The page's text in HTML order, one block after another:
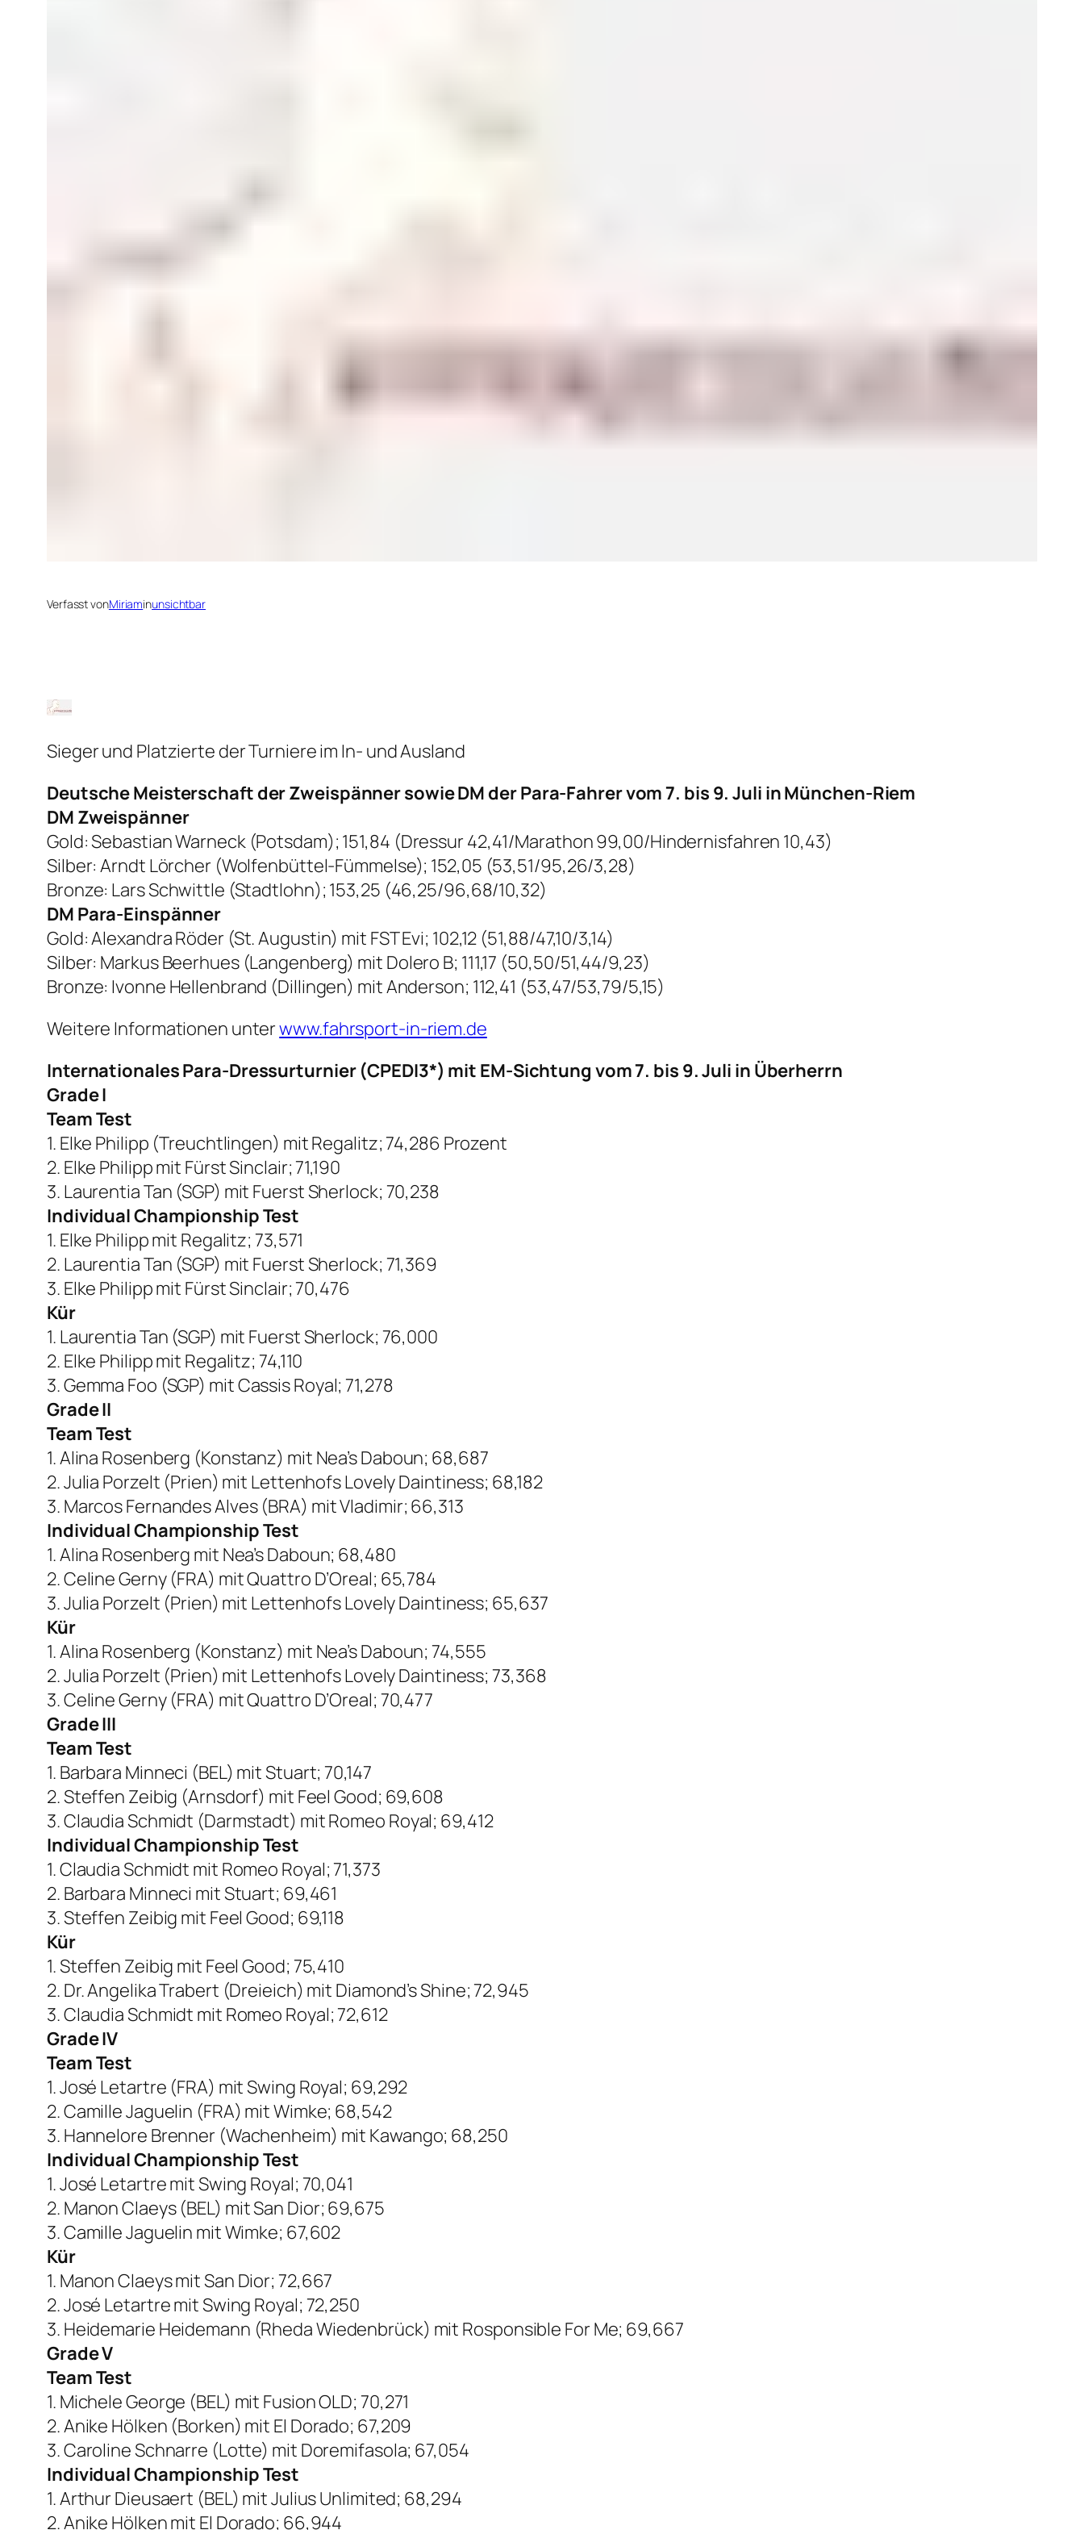
Verfasst vonMiriaminunsichtbar
Sieger und Platzierte der Turniere im In- und Ausland
Deutsche Meisterschaft der Zweispänner sowie DM der Para-Fahrer vom 7. bis 9. Juli in München-Riem
DM Zweispänner
Gold: Sebastian Warneck (Potsdam); 151,84 (Dressur 42,41/Marathon 99,00/Hindernisfahren 10,43)
Silber: Arndt Lörcher (Wolfenbüttel-Fümmelse); 152,05 (53,51/95,26/3,28)
Bronze: Lars Schwittle (Stadtlohn); 153,25 (46,25/96,68/10,32)
DM Para-Einspänner
Gold: Alexandra Röder (St. Augustin) mit FST Evi; 102,12 (51,88/47,10/3,14)
Silber: Markus Beerhues (Langenberg) mit Dolero B; 111,17 (50,50/51,44/9,23)
Bronze: Ivonne Hellenbrand (Dillingen) mit Anderson; 112,41 (53,47/53,79/5,15)
Weitere Informationen unterwww.fahrsport-in-riem.de
Internationales Para-Dressurturnier (CPEDI3*) mit EM-Sichtung vom 7. bis 9. Juli in Überherrn
Grade I
Team Test
1. Elke Philipp (Treuchtlingen) mit Regalitz; 74,286 Prozent
2. Elke Philipp mit Fürst Sinclair; 71,190
3. Laurentia Tan (SGP) mit Fuerst Sherlock; 70,238
Individual Championship Test
1. Elke Philipp mit Regalitz; 73,571
2. Laurentia Tan (SGP) mit Fuerst Sherlock; 71,369
3. Elke Philipp mit Fürst Sinclair; 70,476
Kür
1. Laurentia Tan (SGP) mit Fuerst Sherlock; 76,000
2. Elke Philipp mit Regalitz; 74,110
3. Gemma Foo (SGP) mit Cassis Royal; 71,278
Grade II
Team Test
1. Alina Rosenberg (Konstanz) mit Nea’s Daboun; 68,687
2. Julia Porzelt (Prien) mit Lettenhofs Lovely Daintiness; 68,182
3. Marcos Fernandes Alves (BRA) mit Vladimir; 66,313
Individual Championship Test
1. Alina Rosenberg mit Nea’s Daboun; 68,480
2. Celine Gerny (FRA) mit Quattro D’Oreal; 65,784
3. Julia Porzelt (Prien) mit Lettenhofs Lovely Daintiness; 65,637
Kür
1. Alina Rosenberg (Konstanz) mit Nea’s Daboun; 74,555
2. Julia Porzelt (Prien) mit Lettenhofs Lovely Daintiness; 73,368
3. Celine Gerny (FRA) mit Quattro D’Oreal; 70,477
Grade III
Team Test
1. Barbara Minneci (BEL) mit Stuart; 70,147
2. Steffen Zeibig (Arnsdorf) mit Feel Good; 69,608
3. Claudia Schmidt (Darmstadt) mit Romeo Royal; 69,412
Individual Championship Test
1. Claudia Schmidt mit Romeo Royal; 71,373
2. Barbara Minneci mit Stuart; 69,461
3. Steffen Zeibig mit Feel Good; 69,118
Kür
1. Steffen Zeibig mit Feel Good; 75,410
2. Dr. Angelika Trabert (Dreieich) mit Diamond’s Shine; 72,945
3. Claudia Schmidt mit Romeo Royal; 72,612
Grade IV
Team Test
1. José Letartre (FRA) mit Swing Royal; 69,292
2. Camille Jaguelin (FRA) mit Wimke; 68,542
3. Hannelore Brenner (Wachenheim) mit Kawango; 68,250
Individual Championship Test
1. José Letartre mit Swing Royal; 70,041
2. Manon Claeys (BEL) mit San Dior; 69,675
3. Camille Jaguelin mit Wimke; 67,602
Kür
1. Manon Claeys mit San Dior; 72,667
2. José Letartre mit Swing Royal; 72,250
3. Heidemarie Heidemann (Rheda Wiedenbrück) mit Rosponsible For Me; 69,667
Grade V
Team Test
1. Michele George (BEL) mit Fusion OLD; 70,271
2. Anike Hölken (Borken) mit El Dorado; 67,209
3. Caroline Schnarre (Lotte) mit Doremifasola; 67,054
Individual Championship Test
1. Arthur Dieusaert (BEL) mit Julius Unlimited; 68,294
2. Anike Hölken mit El Dorado; 66,944